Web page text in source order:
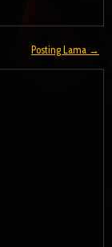
Posting Lama →